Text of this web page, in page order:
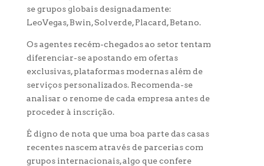
se grupos globais designadamente:
LeoVegas, Bwin, Solverde, Placard, Betano.
Os agentes recém-chegados ao setor tentam
diferenciar-se apostando em ofertas
exclusivas, plataformas modernas além de
serviços personalizados. Recomenda-se
analisar o renome de cada empresa antes de
proceder à inscrição.
É digno de nota que uma boa parte das casas
recentes nascem através de parcerias com
grupos internacionais, algo que confere